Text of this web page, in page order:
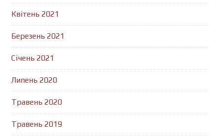
Квітень 2021
Березень 2021
Січень 2021
Липень 2020
Травень 2020
Травень 2019